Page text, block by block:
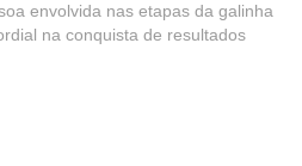
envolvida nas etapas da galinha
na conquista de resultados